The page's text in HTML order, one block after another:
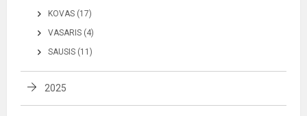
KOVAS (17)
VASARIS (4)
SAUSIS (11)
2025